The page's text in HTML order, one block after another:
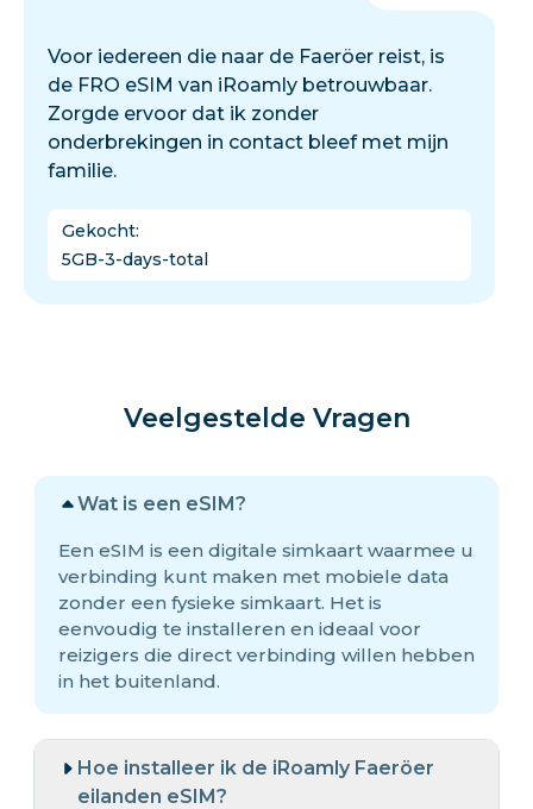
Voor iedereen die naar de Faeröer reist, is
de FRO eSIM van iRoamly betrouwbaar.
Zorgde ervoor dat ik zonder
onderbrekingen in contact bleef met mijn
familie.
Gekocht:
5GB-3-days-total
Veelgestelde Vragen
Wat is een eSIM?
Een eSIM is een digitale simkaart waarmee u
verbinding kunt maken met mobiele data
zonder een fysieke simkaart. Het is
eenvoudig te installeren en ideaal voor
reizigers die direct verbinding willen hebben
in het buitenland.
Hoe installeer ik de iRoamly Faeröer
eilanden eSIM?